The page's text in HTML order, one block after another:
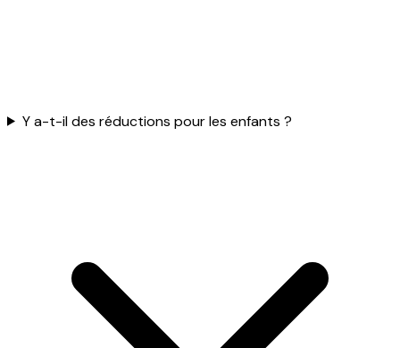
Y a-t-il des réductions pour les enfants ?